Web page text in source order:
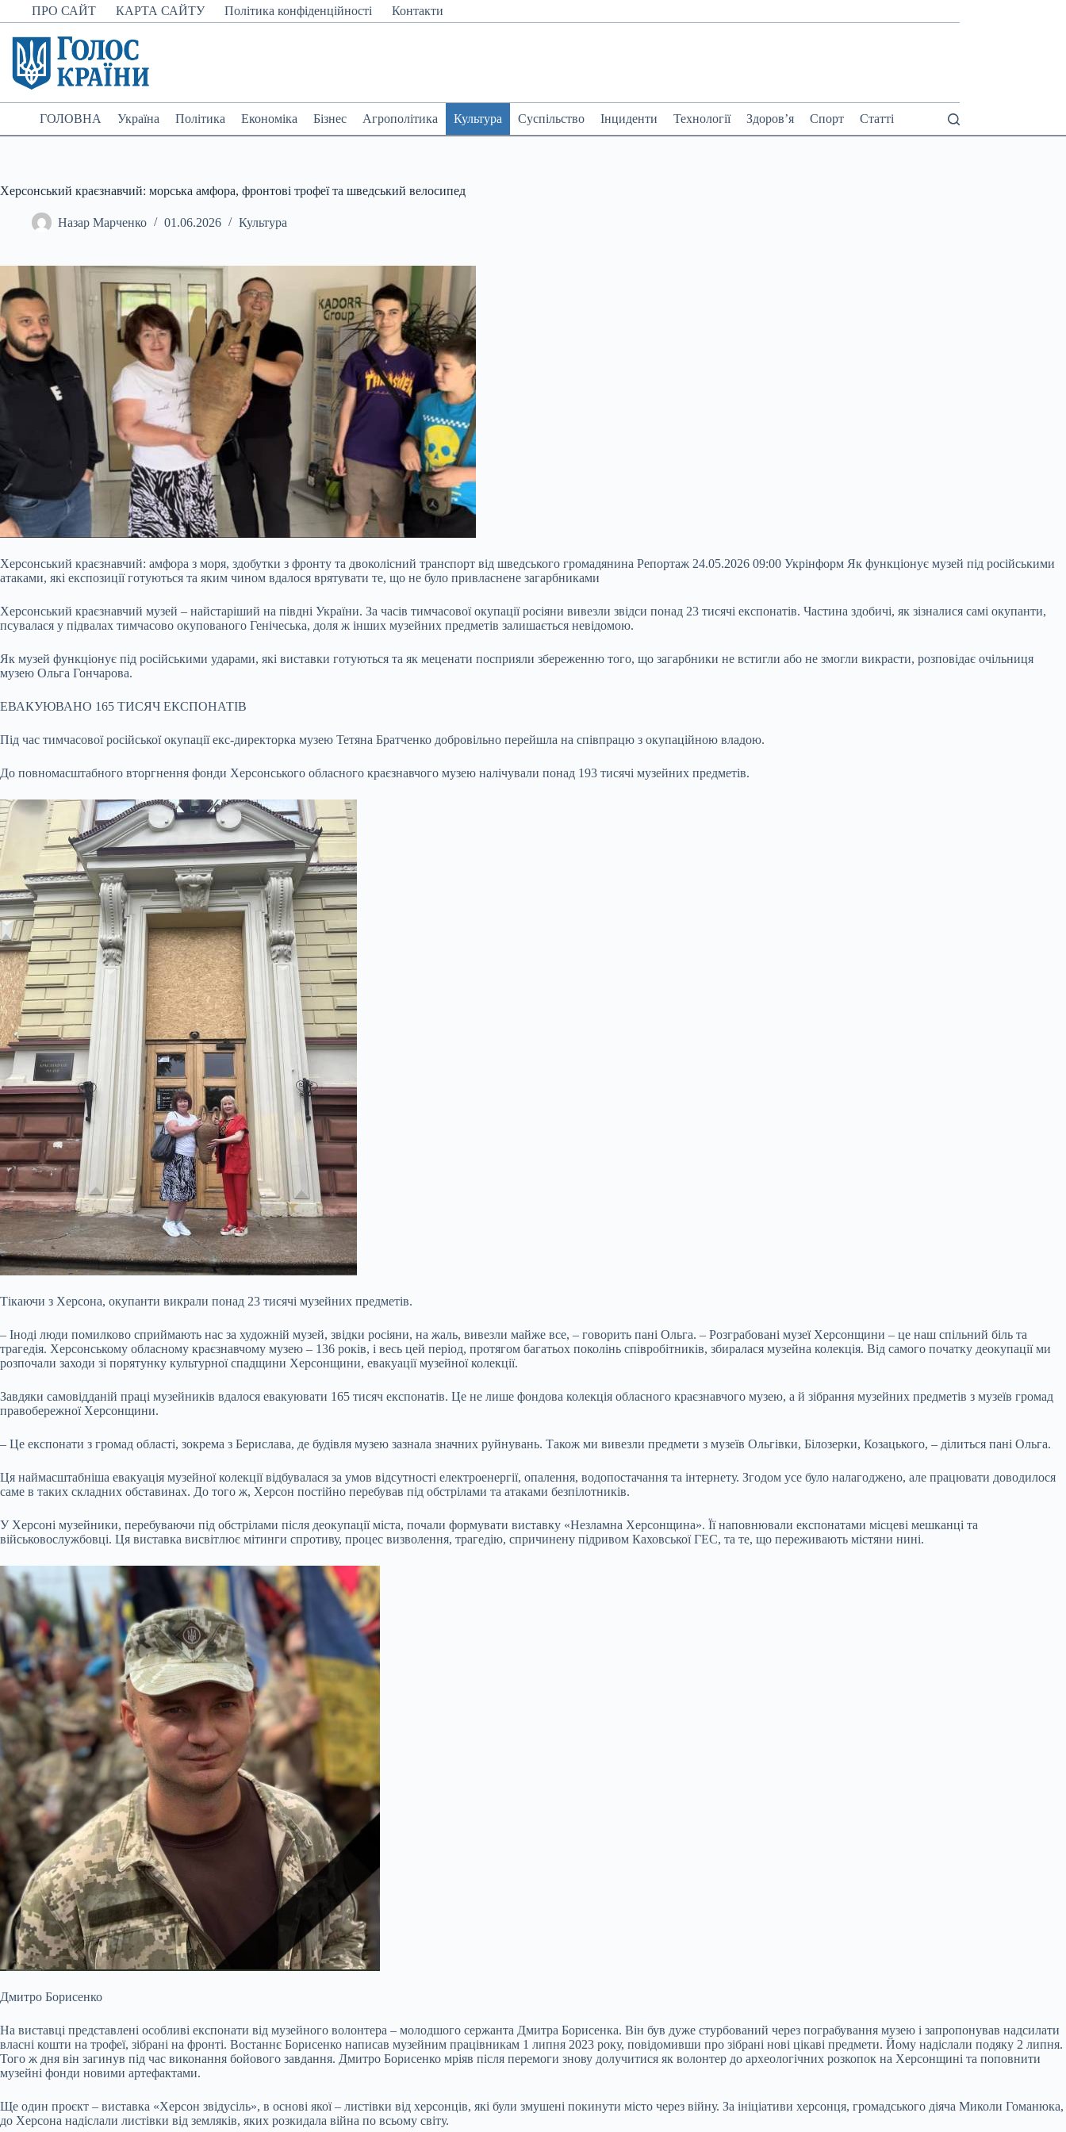
Перейти
до
вмісту
ПРО САЙТ КАРТА САЙТУ Політика конфіденційності Контакти
ГОЛОВНА Україна Політика Економіка Бізнес Агрополітика Культура Суспільство Інциденти Технології Здоров’я Спорт Статті
Херсонський краєзнавчий: морська амфора, фронтові трофеї та шведський велосипед
Назар Марченко 01.06.2026 Культура
Херсонський краєзнавчий: амфора з моря, здобутки з фронту та двоколісний транспорт від шведського громадянина Репортаж 24.05.2026 09:00 Укрінформ Як функціонує музей під російськими
атаками, які експозиції готуються та яким чином вдалося врятувати те, що не було привласнене загарбниками
Херсонський краєзнавчий музей – найстаріший на півдні України. За часів тимчасової окупації росіяни вивезли звідси понад 23 тисячі експонатів. Частина здобичі, як зізналися самі окупанти,
псувалася у підвалах тимчасово окупованого Генічеська, доля ж інших музейних предметів залишається невідомою.
Як музей функціонує під російськими ударами, які виставки готуються та як меценати посприяли збереженню того, що загарбники не встигли або не змогли викрасти, розповідає очільниця
музею Ольга Гончарова.
ЕВАКУЮВАНО 165 ТИСЯЧ ЕКСПОНАТІВ
Під час тимчасової російської окупації екс-директорка музею Тетяна Братченко добровільно перейшла на співпрацю з окупаційною владою.
До повномасштабного вторгнення фонди Херсонського обласного краєзнавчого музею налічували понад 193 тисячі музейних предметів.
Тікаючи з Херсона, окупанти викрали понад 23 тисячі музейних предметів.
– Іноді люди помилково сприймають нас за художній музей, звідки росіяни, на жаль, вивезли майже все, – говорить пані Ольга. – Розграбовані музеї Херсонщини – це наш спільний біль та
трагедія. Херсонському обласному краєзнавчому музею – 136 років, і весь цей період, протягом багатьох поколінь співробітників, збиралася музейна колекція. Від самого початку деокупації ми
розпочали заходи зі порятунку культурної спадщини Херсонщини, евакуації музейної колекції.
Завдяки самовідданій праці музейників вдалося евакуювати 165 тисяч експонатів. Це не лише фондова колекція обласного краєзнавчого музею, а й зібрання музейних предметів з музеїв громад
правобережної Херсонщини.
– Це експонати з громад області, зокрема з Берислава, де будівля музею зазнала значних руйнувань. Також ми вивезли предмети з музеїв Ольгівки, Білозерки, Козацького, – ділиться пані Ольга.
Ця наймасштабніша евакуація музейної колекції відбувалася за умов відсутності електроенергії, опалення, водопостачання та інтернету. Згодом усе було налагоджено, але працювати доводилося
саме в таких складних обставинах. До того ж, Херсон постійно перебував під обстрілами та атаками безпілотників.
У Херсоні музейники, перебуваючи під обстрілами після деокупації міста, почали формувати виставку «Незламна Херсонщина». Її наповнювали експонатами місцеві мешканці та
військовослужбовці. Ця виставка висвітлює мітинги спротиву, процес визволення, трагедію, спричинену підривом Каховської ГЕС, та те, що переживають містяни нині.
Дмитро Борисенко
На виставці представлені особливі експонати від музейного волонтера – молодшого сержанта Дмитра Борисенка. Він був дуже стурбований через пограбування музею і запропонував надсилати
власні кошти на трофеї, зібрані на фронті. Востаннє Борисенко написав музейним працівникам 1 липня 2023 року, повідомивши про зібрані нові цікаві предмети. Йому надіслали подяку 2 липня.
Того ж дня він загинув під час виконання бойового завдання. Дмитро Борисенко мріяв після перемоги знову долучитися як волонтер до археологічних розкопок на Херсонщині та поповнити
музейні фонди новими артефактами.
Ще один проєкт – виставка «Херсон звідусіль», в основі якої – листівки від херсонців, які були змушені покинути місто через війну. За ініціативи херсонця, громадського діяча Миколи Гоманюка,
до Херсона надіслали листівки від земляків, яких розкидала війна по всьому світу.